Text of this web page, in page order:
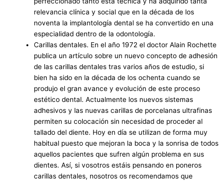
relevancia clínica y social que en la década de los
noventa la implantología dental se ha convertido en una
especialidad dentro de la odontología.
Carillas dentales. En el año 1972 el doctor Alain Rochette
publica un artículo sobre un nuevo concepto de adhesión
de las carillas dentales tras varios años de estudio, si
bien ha sido en la década de los ochenta cuando se
produjo el gran avance y evolución de este proceso
estético dental. Actualmente los nuevos sistemas
adhesivos y las nuevas carillas de porcelanas ultrafinas
permiten su colocación sin necesidad de proceder al
tallado del diente. Hoy en día se utilizan de forma muy
habitual puesto que mejoran la boca y la sonrisa de todos
aquellos pacientes que sufren algún problema en sus
dientes. Así, si vosotros estáis pensando en poneros
carillas dentales, nosotros os recomendamos que